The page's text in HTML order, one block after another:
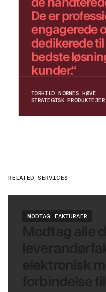
De er
engagerede
dedikerede
bedste
kunder.“
TORHILD NORNES HØVE
STRATEGISK PRODUKTEJER
RELATED SERVICES
MODTAG FAKTURAER